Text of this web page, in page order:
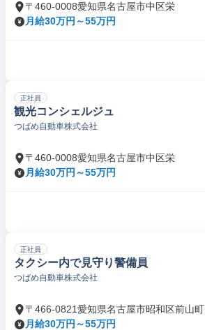
〒460-0008愛知県名古屋市中区栄
月給30万円～55万円
正社員
観光コンシェルジュ
つばめ自動車株式会社
〒460-0008愛知県名古屋市中区栄
月給30万円～55万円
正社員
タクシー内で見守り警備員
つばめ自動車株式会社
〒466-0821愛知県名古屋市昭和区前山町
月給30万円～55万円